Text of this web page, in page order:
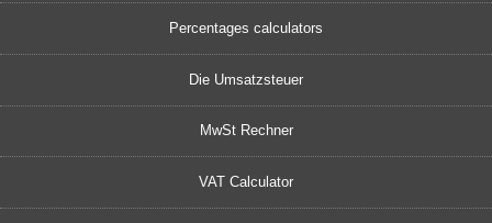
Percentages calculators
Die Umsatzsteuer
MwSt Rechner
VAT Calculator